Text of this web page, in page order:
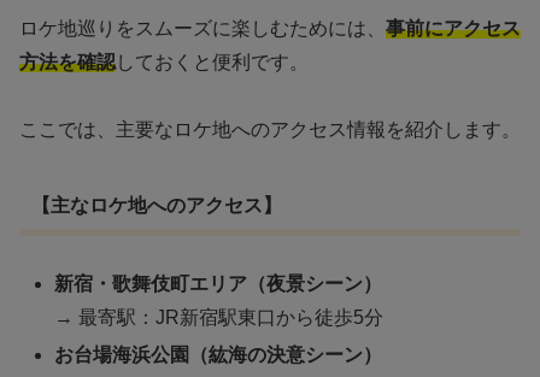
ロケ地巡りをスムーズに楽しむためには、 事前にアクセス
方法を確認しておくと便利です。
ここでは、主要なロケ地へのアクセス情報を紹介します。
【主なロケ地へのアクセス】
新宿・歌舞伎町エリア（夜景シーン）
→ 最寄駅：JR新宿駅東口から徒歩5分
お台場海浜公園（紘海の決意シーン）